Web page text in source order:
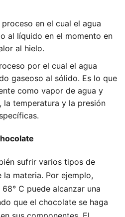
proceso en el cual el agua
al líquido en el momento en
al hielo.
por el cual el agua
gaseoso al sólido. Es lo que
como vapor de agua y
la temperatura y la presión
sufrir varios tipos de
materia. Por ejemplo,
C puede alcanzar una
que el chocolate se haga